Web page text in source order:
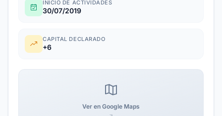
INICIO DE ACTIVIDADES
30/07/2019
CAPITAL DECLARADO
+6
Ver en Google Maps